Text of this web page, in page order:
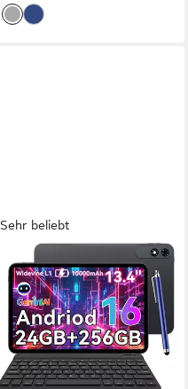
Sehr beliebt
TABWEE
13.4" Android 16 mit
Tastatur/Maus/Stift/Kopfhörer
10000mAh 256GB Tablet
13.4 Zoll Bildschirmdiagonale
256 GB Speichergröße
1920x1200 px Bildschirmauflösung